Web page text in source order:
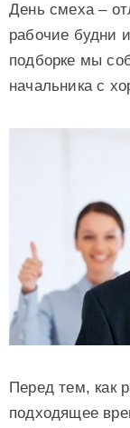
День смеха –
рабочие будни
подборке мы
начальника с
Перед тем, как
подходящее